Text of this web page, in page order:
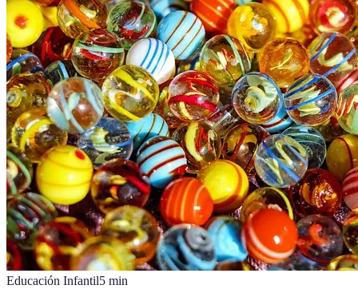
Educación Infantil5 min